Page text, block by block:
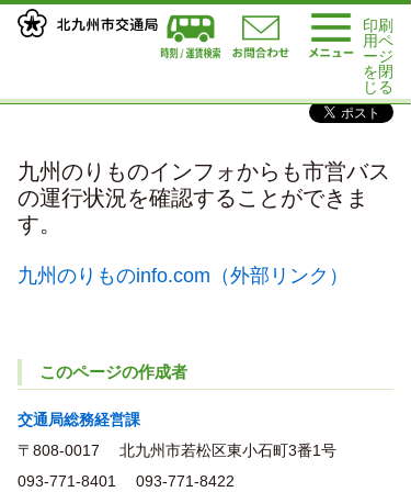
印刷
用ペ
ージ
を閉
じる
九州のりものｲﾝﾌｫ(運行情報）
九州のりものインフォからも市営バス
の運行状況を確認することができま
す。
九州のりものinfo.com（外部リンク）
このページの作成者
交通局総務経営課
〒808-0017
北九州市若松区東小石町3番1号
093-771-8401
093-771-8422